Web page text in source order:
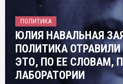
ПОЛИТИКА
ЮЛИЯ НАВАЛЬНАЯ
ПОЛИТИКА
ЭТО, ПО ЕЕ СЛОВАМ,
ЛАБОРАТОРИИ